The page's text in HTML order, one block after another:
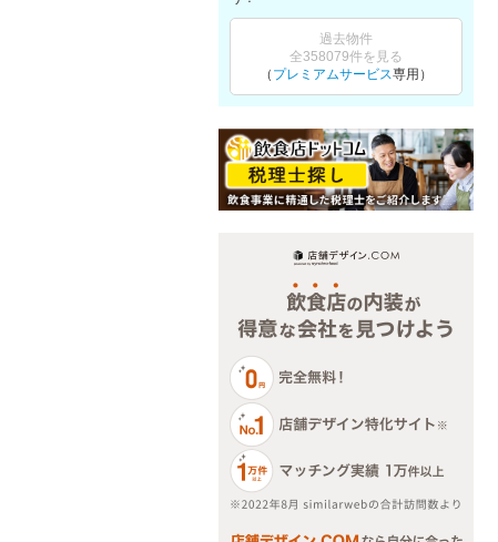
過去物件
全358079件を見る
（ プレミアムサービス専用）